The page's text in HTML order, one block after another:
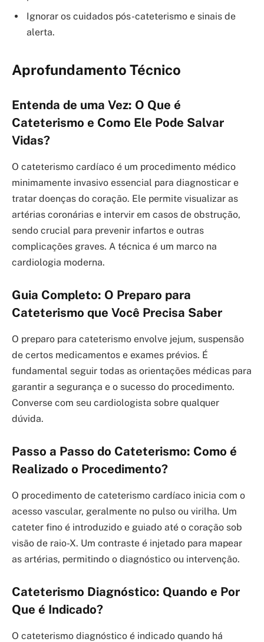
Ignorar os cuidados pós-cateterismo e sinais de
alerta.
Aprofundamento Técnico
Entenda de uma Vez: O Que é
Cateterismo e Como Ele Pode Salvar
Vidas?
O cateterismo cardíaco é um procedimento médico
minimamente invasivo essencial para diagnosticar e
tratar doenças do coração. Ele permite visualizar as
artérias coronárias e intervir em casos de obstrução,
sendo crucial para prevenir infartos e outras
complicações graves. A técnica é um marco na
cardiologia moderna.
Guia Completo: O Preparo para
Cateterismo que Você Precisa Saber
O preparo para cateterismo envolve jejum, suspensão
de certos medicamentos e exames prévios. É
fundamental seguir todas as orientações médicas para
garantir a segurança e o sucesso do procedimento.
Converse com seu cardiologista sobre qualquer
dúvida.
Passo a Passo do Cateterismo: Como é
Realizado o Procedimento?
O procedimento de cateterismo cardíaco inicia com o
acesso vascular, geralmente no pulso ou virilha. Um
cateter fino é introduzido e guiado até o coração sob
visão de raio-X. Um contraste é injetado para mapear
as artérias, permitindo o diagnóstico ou intervenção.
Cateterismo Diagnóstico: Quando e Por
Que é Indicado?
O cateterismo diagnóstico é indicado quando há